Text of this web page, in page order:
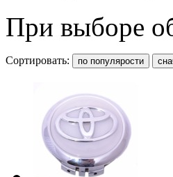
При выборе
Сортировать: